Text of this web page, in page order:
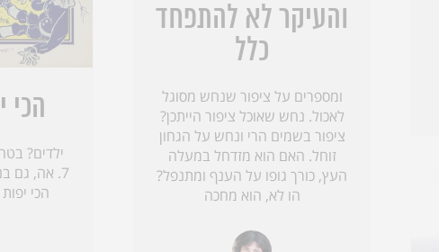
הכי
ילדים?
7. אה, גם
הכי יפות
והעיקר לא להתפחד
כלל
ומספרים על ציפור שנחש מסוגל
לאכול. נחש שאוכל ציפור הייתכן?
ציפור בשמים הרי ונחש על הגחון
זוחל. האם הוא מזדחל במעלה
העץ, כורך גופו על הענף ומתנפל?
הו לא, הוא מחכה